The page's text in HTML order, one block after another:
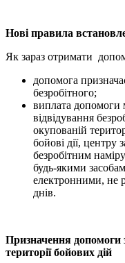
Нові правила
Як зараз отримати
допомога
безробітного;
виплата допомоги
відвідування
окупованій
бойові дії, центру
безробітним
будь-якими
електронними, не
днів.
Призначення допомоги
території бойових дій